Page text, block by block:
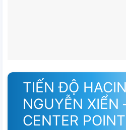
TIẾN ĐỘ
NGUYỄN XIỂN
CENTER POINT